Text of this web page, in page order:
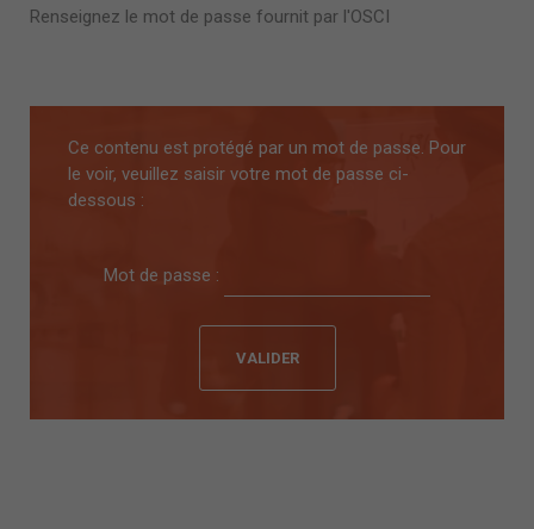
Renseignez le mot de passe fournit par l'OSCI
Ce contenu est protégé par un mot de passe. Pour
le voir, veuillez saisir votre mot de passe ci-
dessous :
Mot de passe :